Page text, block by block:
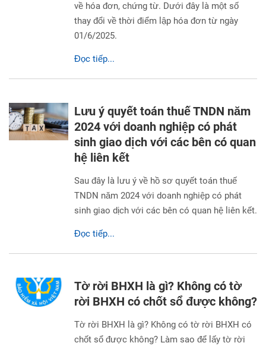
về hóa đơn, chứng từ. Dưới đây là một số
thay đổi về thời điểm lập hóa đơn từ ngày
01/6/2025.
Đọc tiếp...
Lưu ý quyết toán thuế TNDN năm
2024 với doanh nghiệp có phát
sinh giao dịch với các bên có quan
hệ liên kết
Sau đây là lưu ý về hồ sơ quyết toán thuế
TNDN năm 2024 với doanh nghiệp có phát
sinh giao dịch với các bên có quan hệ liên kết.
Đọc tiếp...
Tờ rời BHXH là gì? Không có tờ
rời BHXH có chốt sổ được không?
Tờ rời BHXH là gì? Không có tờ rời BHXH có
chốt sổ được không? Làm sao để lấy tờ rời